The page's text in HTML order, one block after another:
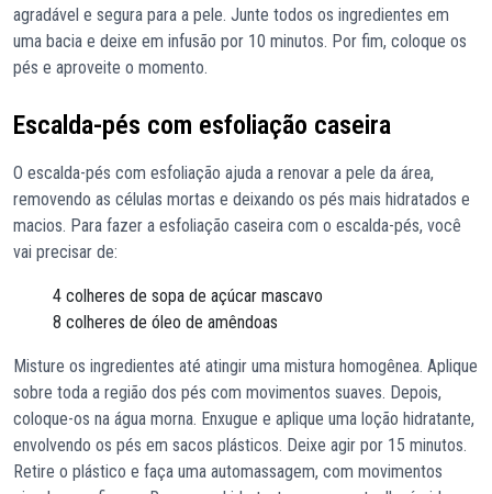
agradável e segura para a pele. Junte todos os ingredientes em
uma bacia e deixe em infusão por 10 minutos. Por fim, coloque os
pés e aproveite o momento.
Escalda-pés com esfoliação caseira
O escalda-pés com esfoliação ajuda a renovar a pele da área,
removendo as células mortas e deixando os pés mais hidratados e
macios. Para fazer a esfoliação caseira com o escalda-pés, você
vai precisar de:
4 colheres de sopa de açúcar mascavo
8 colheres de óleo de amêndoas
Misture os ingredientes até atingir uma mistura homogênea. Aplique
sobre toda a região dos pés com movimentos suaves. Depois,
coloque-os na água morna. Enxugue e aplique uma loção hidratante,
envolvendo os pés em sacos plásticos. Deixe agir por 15 minutos.
Retire o plástico e faça uma automassagem, com movimentos